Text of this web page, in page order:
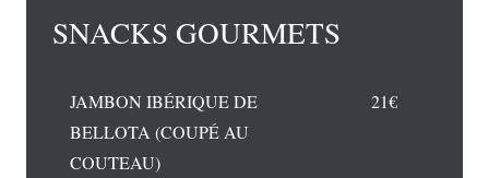
SNACKS GOURMETS
JAMBON IBÉRIQUE DE
BELLOTA (COUPÉ AU
COUTEAU)
21€